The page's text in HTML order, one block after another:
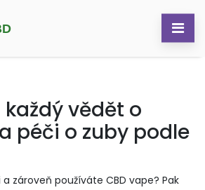
vědět o
péči o zuby podle
zároveň používáte CBD vape? Pak